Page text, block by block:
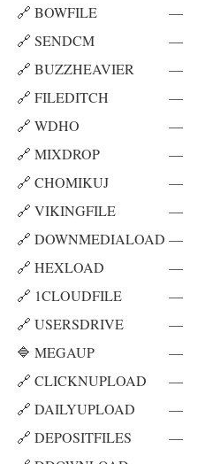
🔗 BOWFILE
—
🔗 SENDCM
—
🔗 BUZZHEAVIER
—
🔗 FILEDITCH
—
🔗 WDHO
—
🔗 MIXDROP
—
🔗 CHOMIKUJ
—
🔗 VIKINGFILE
—
🔗 DOWNMEDIALOAD —
🔗 HEXLOAD
—
🔗 1CLOUDFILE
—
🔗 USERSDRIVE
—
🔷 MEGAUP
—
🔗 CLICKNUPLOAD
—
🔗 DAILYUPLOAD
—
🔗 DEPOSITFILES
—